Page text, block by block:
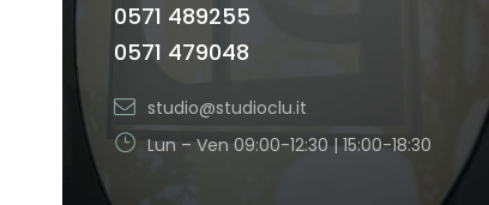
0571 489255
0571 479048
studio@studioclu.it
Lun – Ven 09:00-12:30 | 15:00-18:30